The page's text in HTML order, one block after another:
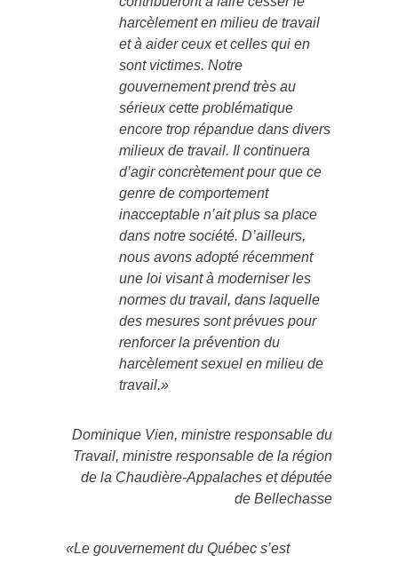
harcèlement en milieu de travail
et à aider ceux et celles qui en
sont victimes. Notre
gouvernement prend très au
sérieux cette problématique
encore trop répandue dans divers
milieux de travail. Il continuera
d’agir concrètement pour que ce
genre de comportement
inacceptable n’ait plus sa place
dans notre société. D’ailleurs,
nous avons adopté récemment
une loi visant à moderniser les
normes du travail, dans laquelle
des mesures sont prévues pour
renforcer la prévention du
harcèlement sexuel en milieu de
travail.»
Dominique Vien, ministre responsable du
Travail, ministre responsable de la région
de la Chaudière‑Appalaches et députée
de Bellechasse
«Le gouvernement du Québec s’est